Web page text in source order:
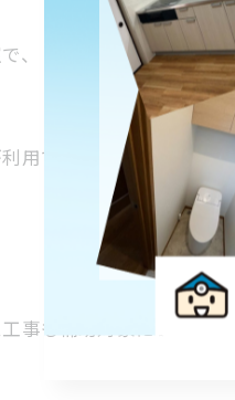
、
用できます。
事も補助対象に✨